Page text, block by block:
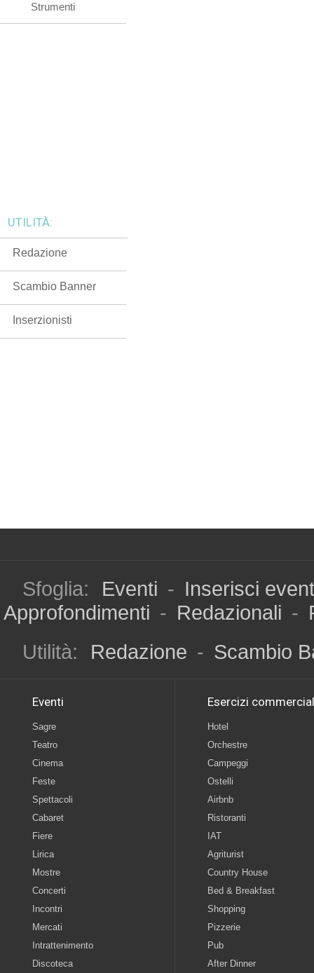
Strumenti
UTILITÀ:
Redazione
Scambio Banner
Inserzionisti
Sfoglia: Eventi - Inserisci
Approfondimenti - Redazionali -
Utilità:
Redazione - Scambio
Eventi
Sagre
Teatro
Cinema
Feste
Spettacoli
Cabaret
Fiere
Lirica
Mostre
Concerti
Incontri
Mercati
Intrattenimento
Discoteca
Esercizi
Hotel
Orchestre
Campeggi
Ostelli
Airbnb
Ristoranti
IAT
Agriturist
Country House
Bed & Breakfast
Shopping
Pizzerie
Pub
After Dinner